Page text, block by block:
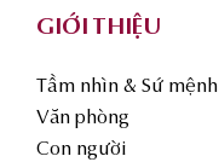
GIỚI THIỆU
Tầm nhìn & Sứ mệnh
Văn phòng
Con người